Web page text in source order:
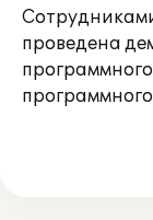
проведена